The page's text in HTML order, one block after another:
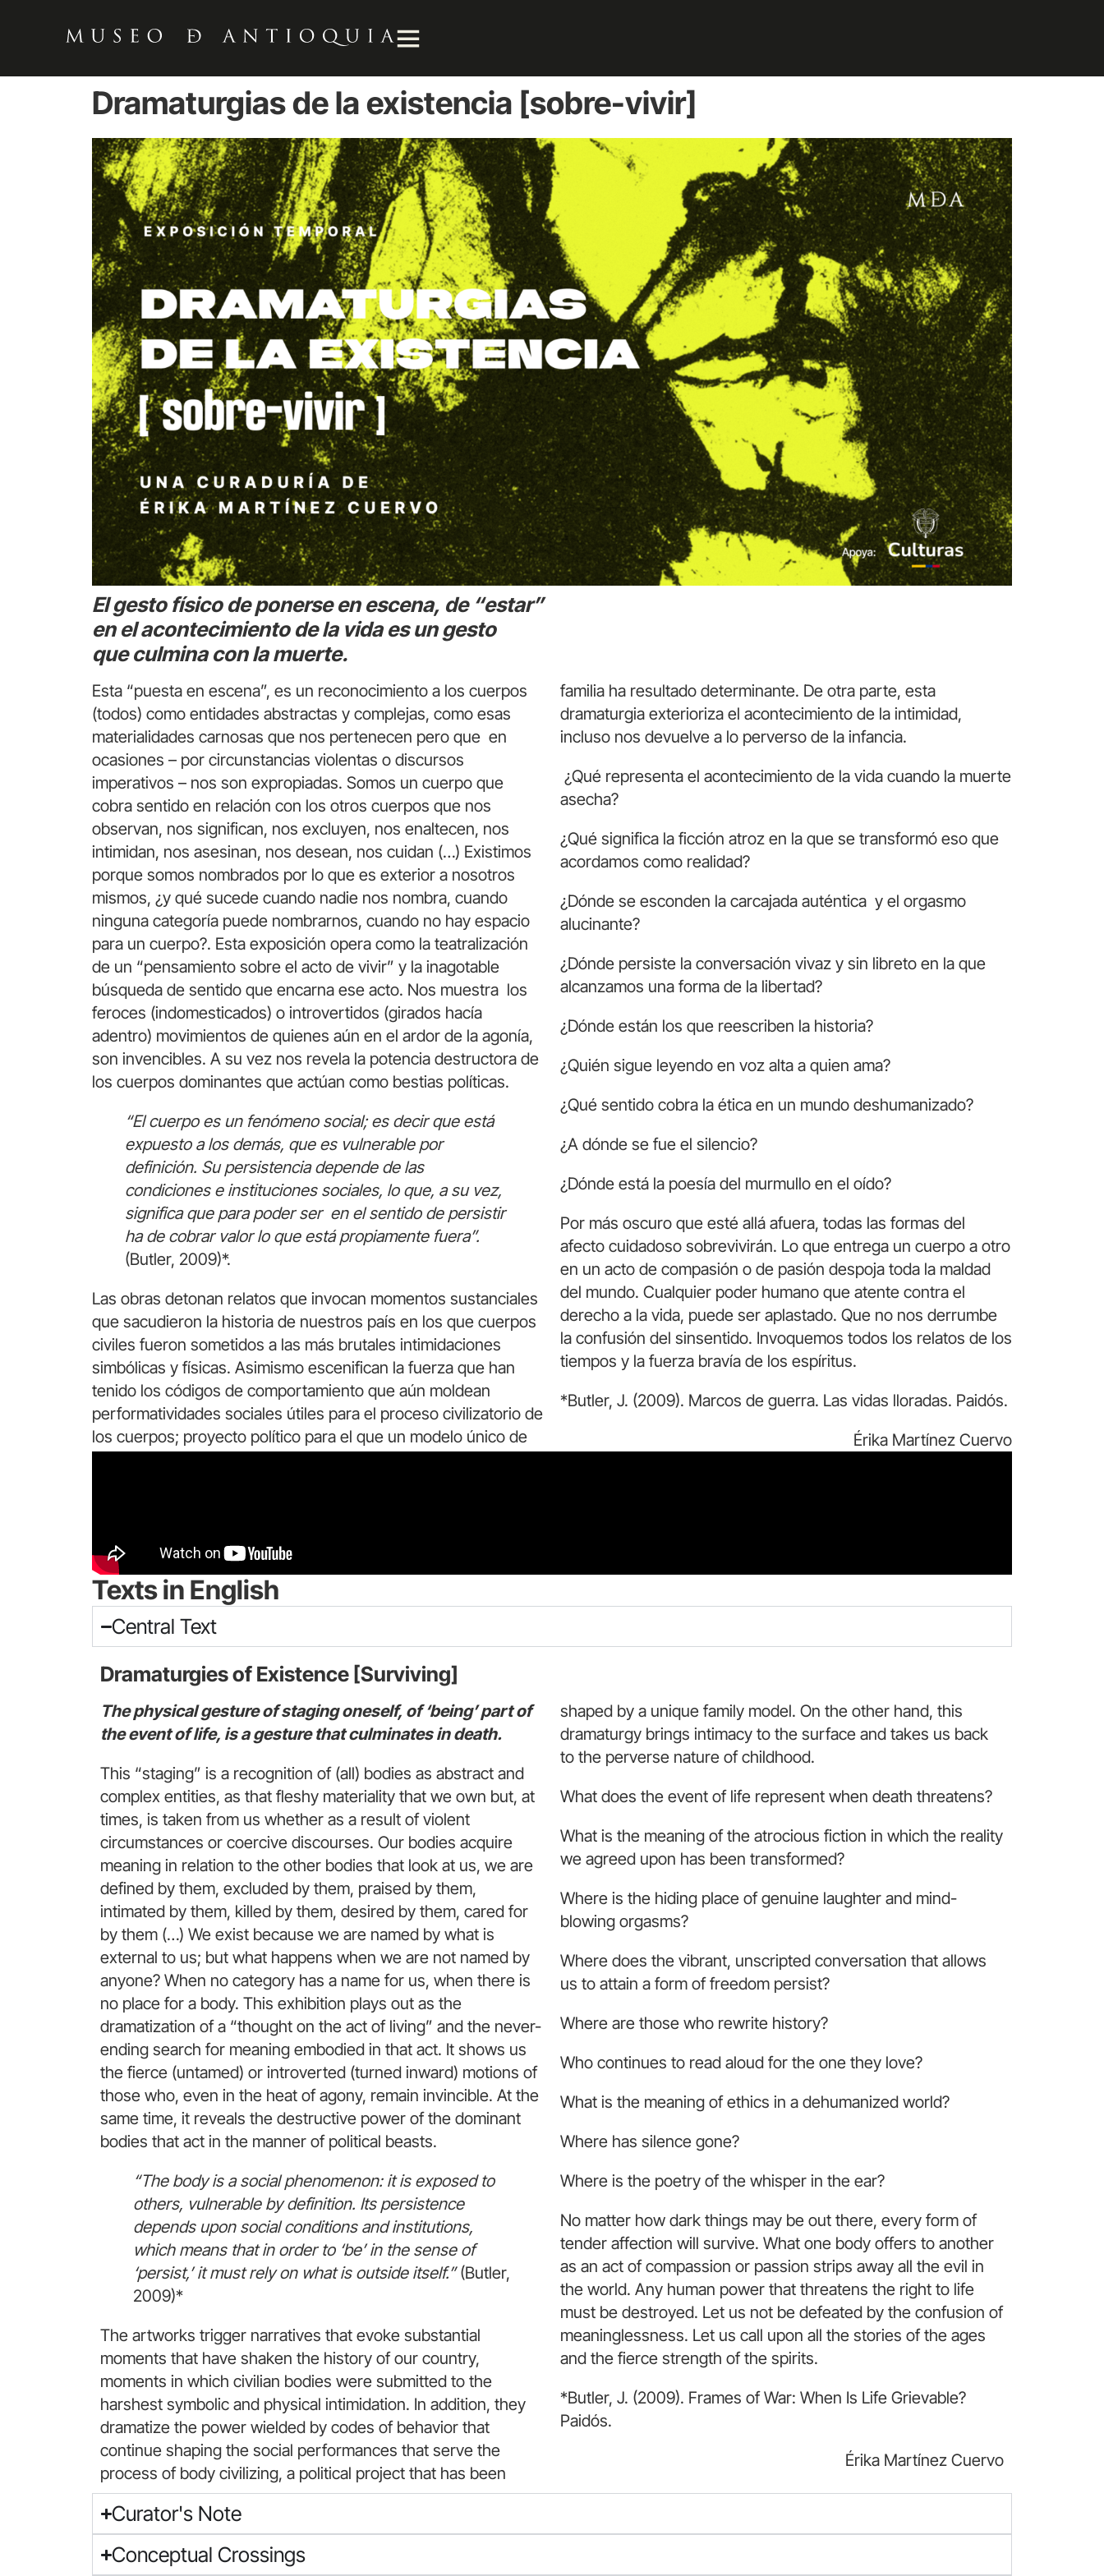
Dramaturgias de la existencia [sobre-vivir]
El gesto físico de ponerse en escena, de “estar”
en el acontecimiento de la vida es un gesto
que culmina con la muerte.
Esta “puesta en escena”, es un reconocimiento a los cuerpos
(todos) como entidades abstractas y complejas, como esas
materialidades carnosas que nos pertenecen pero que en
ocasiones – por circunstancias violentas o discursos
imperativos – nos son expropiadas. Somos un cuerpo que
cobra sentido en relación con los otros cuerpos que nos
observan, nos significan, nos excluyen, nos enaltecen, nos
intimidan, nos asesinan, nos desean, nos cuidan (…) Existimos
porque somos nombrados por lo que es exterior a nosotros
mismos, ¿y qué sucede cuando nadie nos nombra, cuando
ninguna categoría puede nombrarnos, cuando no hay espacio
para un cuerpo?. Esta exposición opera como la teatralización
de un “pensamiento sobre el acto de vivir” y la inagotable
búsqueda de sentido que encarna ese acto. Nos muestra los
feroces (indomesticados) o introvertidos (girados hacía
adentro) movimientos de quienes aún en el ardor de la agonía,
son invencibles. A su vez nos revela la potencia destructora de
los cuerpos dominantes que actúan como bestias políticas.
“El cuerpo es un fenómeno social; es decir que está
expuesto a los demás, que es vulnerable por
definición. Su persistencia depende de las
condiciones e instituciones sociales, lo que, a su vez,
significa que para poder ser en el sentido de persistir
ha de cobrar valor lo que está propiamente fuera”.
(Butler, 2009)*.
Las obras detonan relatos que invocan momentos sustanciales
que sacudieron la historia de nuestros país en los que cuerpos
civiles fueron sometidos a las más brutales intimidaciones
simbólicas y físicas. Asimismo escenifican la fuerza que han
tenido los códigos de comportamiento que aún moldean
performatividades sociales útiles para el proceso civilizatorio de
los cuerpos; proyecto político para el que un modelo único de
familia ha resultado determinante. De otra parte, esta
dramaturgia exterioriza el acontecimiento de la intimidad,
incluso nos devuelve a lo perverso de la infancia.
¿Qué representa el acontecimiento de la vida cuando la muerte
asecha?
¿Qué significa la ficción atroz en la que se transformó eso que
acordamos como realidad?
¿Dónde se esconden la carcajada auténtica y el orgasmo
alucinante?
¿Dónde persiste la conversación vivaz y sin libreto en la que
alcanzamos una forma de la libertad?
¿Dónde están los que reescriben la historia?
¿Quién sigue leyendo en voz alta a quien ama?
¿Qué sentido cobra la ética en un mundo deshumanizado?
¿A dónde se fue el silencio?
¿Dónde está la poesía del murmullo en el oído?
Por más oscuro que esté allá afuera, todas las formas del
afecto cuidadoso sobrevivirán. Lo que entrega un cuerpo a otro
en un acto de compasión o de pasión despoja toda la maldad
del mundo. Cualquier poder humano que atente contra el
derecho a la vida, puede ser aplastado. Que no nos derrumbe
la confusión del sinsentido. Invoquemos todos los relatos de los
tiempos y la fuerza bravía de los espíritus.
*Butler, J. (2009). Marcos de guerra. Las vidas lloradas. Paidós.
Érika Martínez Cuervo
Texts in English
Central Text
Dramaturgies of Existence [Surviving]
The physical gesture of staging oneself, of ‘being’ part of
the event of life, is a gesture that culminates in death.
This “staging” is a recognition of (all) bodies as abstract and
complex entities, as that fleshy materiality that we own but, at
times, is taken from us whether as a result of violent
circumstances or coercive discourses. Our bodies acquire
meaning in relation to the other bodies that look at us, we are
defined by them, excluded by them, praised by them,
intimated by them, killed by them, desired by them, cared for
by them (…) We exist because we are named by what is
external to us; but what happens when we are not named by
anyone? When no category has a name for us, when there is
no place for a body. This exhibition plays out as the
dramatization of a “thought on the act of living” and the never-
ending search for meaning embodied in that act. It shows us
the fierce (untamed) or introverted (turned inward) motions of
those who, even in the heat of agony, remain invincible. At the
same time, it reveals the destructive power of the dominant
bodies that act in the manner of political beasts.
“The body is a social phenomenon: it is exposed to
others, vulnerable by definition. Its persistence
depends upon social conditions and institutions,
which means that in order to ‘be’ in the sense of
‘persist,’ it must rely on what is outside itself.”(Butler,
2009)*
The artworks trigger narratives that evoke substantial
moments that have shaken the history of our country,
moments in which civilian bodies were submitted to the
harshest symbolic and physical intimidation. In addition, they
dramatize the power wielded by codes of behavior that
continue shaping the social performances that serve the
process of body civilizing, a political project that has been
shaped by a unique family model. On the other hand, this
dramaturgy brings intimacy to the surface and takes us back
to the perverse nature of childhood.
What does the event of life represent when death threatens?
What is the meaning of the atrocious fiction in which the reality
we agreed upon has been transformed?
Where is the hiding place of genuine laughter and mind-
blowing orgasms?
Where does the vibrant, unscripted conversation that allows
us to attain a form of freedom persist?
Where are those who rewrite history?
Who continues to read aloud for the one they love?
What is the meaning of ethics in a dehumanized world?
Where has silence gone?
Where is the poetry of the whisper in the ear?
No matter how dark things may be out there, every form of
tender affection will survive. What one body offers to another
as an act of compassion or passion strips away all the evil in
the world. Any human power that threatens the right to life
must be destroyed. Let us not be defeated by the confusion of
meaninglessness. Let us call upon all the stories of the ages
and the fierce strength of the spirits.
*Butler, J. (2009). Frames of War: When Is Life Grievable?
Paidós.
Érika Martínez Cuervo
Curator's Note
Conceptual Crossings